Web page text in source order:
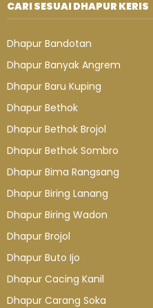
CARI SESUAI DHAPUR KERIS
Dhapur Bandotan
Dhapur Banyak Angrem
Dhapur Baru Kuping
Dhapur Bethok
Dhapur Bethok Brojol
Dhapur Bethok Sombro
Dhapur Bima Rangsang
Dhapur Biring Lanang
Dhapur Biring Wadon
Dhapur Brojol
Dhapur Buto Ijo
Dhapur Cacing Kanil
Dhapur Carang Soka